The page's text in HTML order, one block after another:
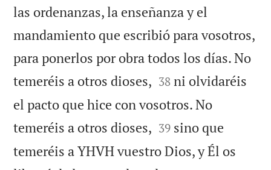
las ordenanzas, la enseñanza y el
mandamiento que escribió para vosotros,
para ponerlos por obra todos los días. No
temeréis a otros dioses, 

38 ni olvidaréis
el pacto que hice con vosotros. No
temeréis a otros dioses, 

39 sino que
temeréis a YHVH vuestro Dios, y Él os